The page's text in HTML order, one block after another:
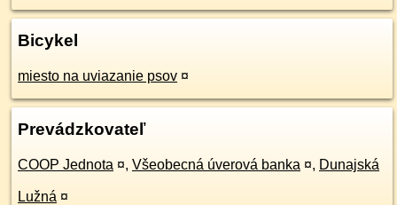
Bicykel
miesto na uviazanie psov ¤
Prevádzkovateľ
COOP Jednota ¤, Všeobecná úverová banka ¤, Dunajská
Lužná ¤